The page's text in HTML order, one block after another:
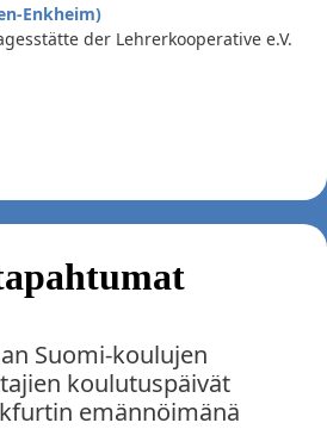
Enkheim)
der Lehrerkooperative e.V.
Suomi-koulujen
koulutuspäivät
emännöimänä